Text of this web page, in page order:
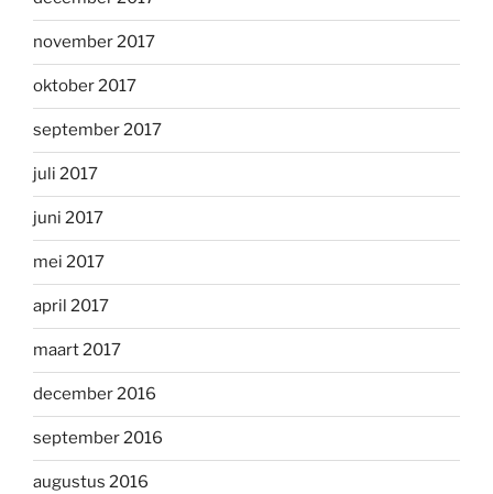
november 2017
oktober 2017
september 2017
juli 2017
juni 2017
mei 2017
april 2017
maart 2017
december 2016
september 2016
augustus 2016